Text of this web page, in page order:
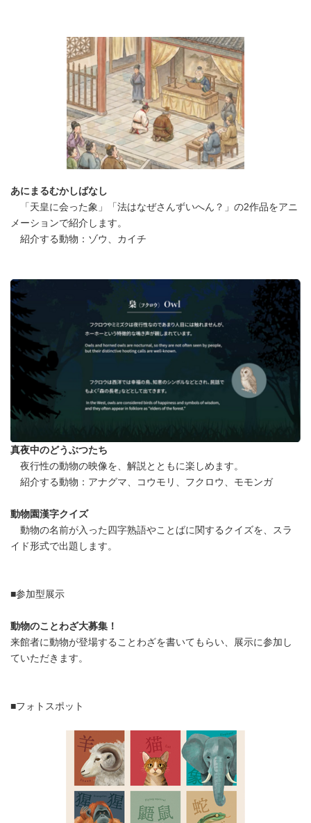
あにまるむかしばなし
「天皇に会った象」「法はなぜさんずいへん？」の2作品をアニ
メーションで紹介します。
紹介する動物：ゾウ、カイチ
真夜中のどうぶつたち
夜行性の動物の映像を、解説とともに楽しめます。
紹介する動物：アナグマ、コウモリ、フクロウ、モモンガ
動物園漢字クイズ
動物の名前が入った四字熟語やことばに関するクイズを、スラ
イド形式で出題します。
■参加型展示
動物のことわざ大募集！
来館者に動物が登場することわざを書いてもらい、展示に参加し
ていただきます。
■フォトスポット